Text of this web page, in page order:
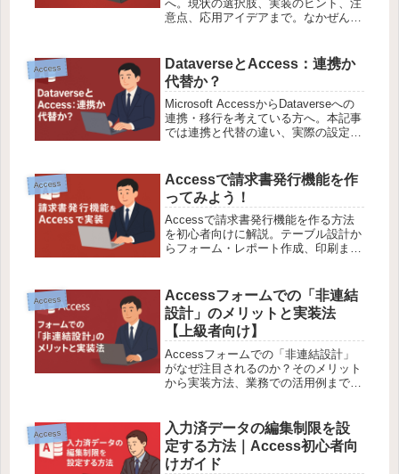
へ。現状の選択肢、実装のヒント、注
意点、応用アイデアまで。なかぜんが
Access
DataverseとAccess：連携か
代替か？
Microsoft AccessからDataverseへの
連携・移行を考えている方へ。本記事
では連携と代替の違い、実際の設定
Access
Accessで請求書発行機能を作
ってみよう！
Accessで請求書発行機能を作る方法
を初心者向けに解説。テーブル設計か
らフォーム・レポート作成、印刷まで
Access
Accessフォームでの「非連結
設計」のメリットと実装法
【上級者向け】
Accessフォームでの「非連結設計」
がなぜ注目されるのか？そのメリット
から実装方法、業務での活用例まで、
Access
入力済データの編集制限を設
定する方法｜Access初心者向
けガイド